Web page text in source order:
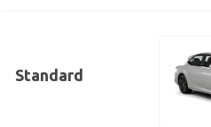
Standard